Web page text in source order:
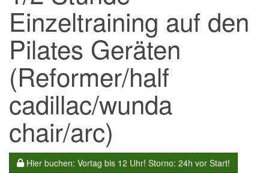
Einzeltraining auf den
Pilates Geräten
(Reformer/half
cadillac/wunda
chair/arc)
Hier buchen: Vortag bis 12 Uhr! Storno: 24h vor Start!